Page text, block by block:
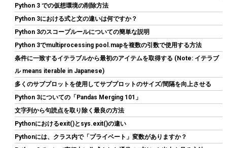
(5485966) GBP 337.47 (2026-08-07 04:03 GMT +09:00 時点 - 詳細
はこちら
Biwin NV7400 1TB SSD NVMe2.0 M.2 Type 2280 PCIe Gen4×4 最
大読込：7450MB/s (R:7450MB/s、W:6500MB/s) 内蔵SSD 高耐
Python 3 での仮想環境の削除方法
Python 3における式と文の違いは何ですか？
Python 3のスコープルールについての簡単な説明
Python 3でmultiprocessing pool.mapを複数の引数で使用する方法
条件に一致するイテラブルから最初のアイテムを取得する (Note: イテラブ
ル means iterable in Japanese)
多くのサブプロットを使用してサブプロットのサイズ/間隔を向上させる
Python 3についての「Pandas Merging 101」
文字列から句読点を取り除く最良の方法
Pythonにおけるexit()とsys.exit()の違い
Pythonには、クラス内で「プライベート」変数がありますか？